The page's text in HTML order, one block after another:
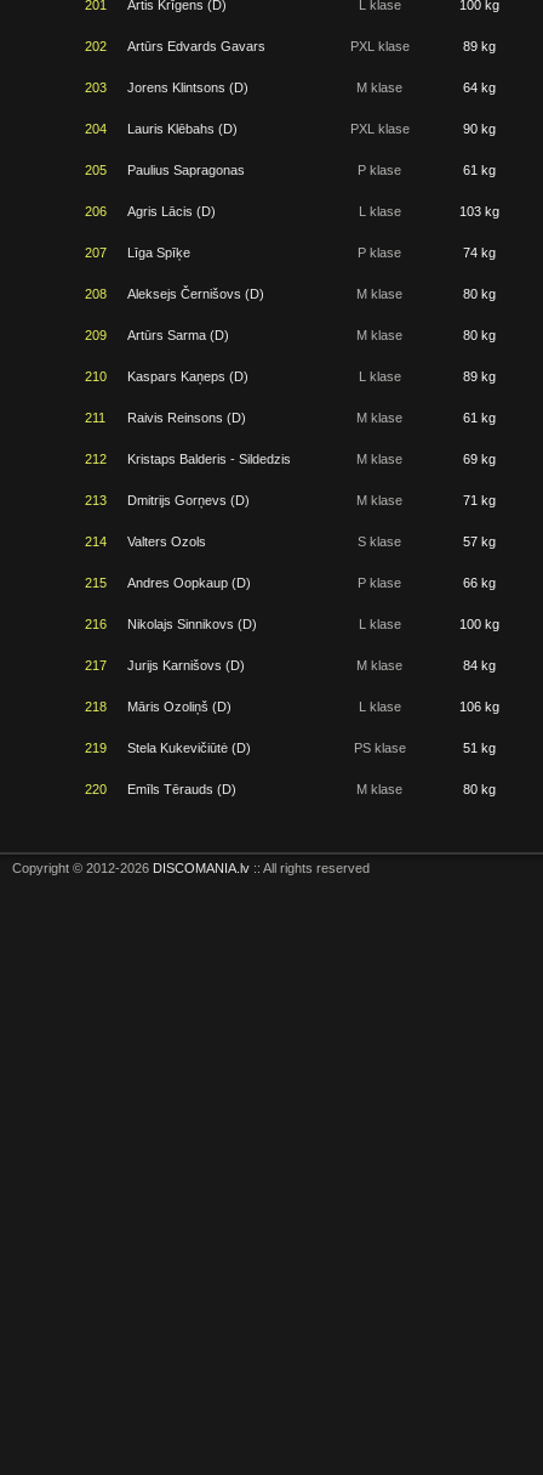
201 Artis Krīgens (D) L klase 100 kg
202 Artūrs Edvards Gavars PXL klase 89 kg
203 Jorens Klintsons (D) M klase 64 kg
204 Lauris Klēbahs (D) PXL klase 90 kg
205 Paulius Sapragonas P klase 61 kg
206 Agris Lācis (D) L klase 103 kg
207 Līga Spīķe P klase 74 kg
208 Aleksejs Černišovs (D) M klase 80 kg
209 Artūrs Sarma (D) M klase 80 kg
210 Kaspars Kaņeps (D) L klase 89 kg
211 Raivis Reinsons (D) M klase 61 kg
212 Kristaps Balderis - Sildedzis M klase 69 kg
213 Dmitrijs Gorņevs (D) M klase 71 kg
214 Valters Ozols S klase 57 kg
215 Andres Oopkaup (D) P klase 66 kg
216 Nikolajs Sinnikovs (D) L klase 100 kg
217 Jurijs Karnišovs (D) M klase 84 kg
218 Māris Ozoliņš (D) L klase 106 kg
219 Stela Kukevičiūtė (D) PS klase 51 kg
220 Emīls Tērauds (D) M klase 80 kg
Copyright © 2012-2026 DISCOMANIA.lv :: All rights reserved